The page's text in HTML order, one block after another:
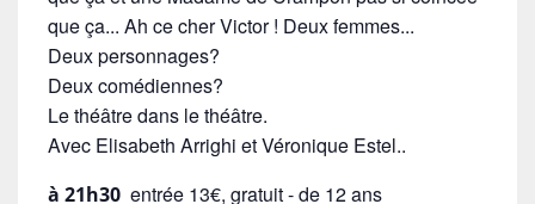
que ça... Ah ce cher Victor ! Deux femmes...
Deux personnages?
Deux comédiennes?
Le théâtre dans le théâtre.
Avec Elisabeth Arrighi et Véronique Estel..
à 21h30 entrée 13€, gratuit - de 12 ans